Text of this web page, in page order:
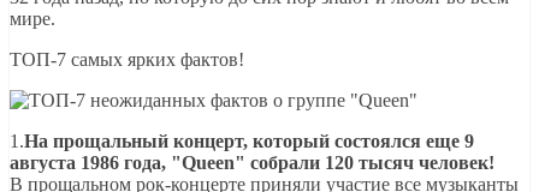
мире.
ТОП-7 самых ярких фактов!
1.На прощальный концерт, который состоялся еще 9
августа 1986 года, "Queen" собрали 120 тысяч человек!
В прощальном рок-концерте приняли участие все музыканты